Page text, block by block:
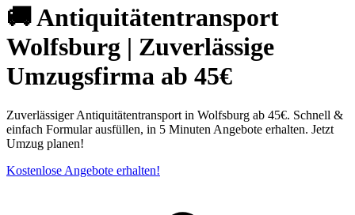
🚚 Antiquitätentransport
Wolfsburg | Zuverlässige
Umzugsfirma ab 45€
Zuverlässiger Antiquitätentransport in Wolfsburg ab 45€. Schnell &
einfach Formular ausfüllen, in 5 Minuten Angebote erhalten. Jetzt
Umzug planen!
Kostenlose Angebote erhalten!